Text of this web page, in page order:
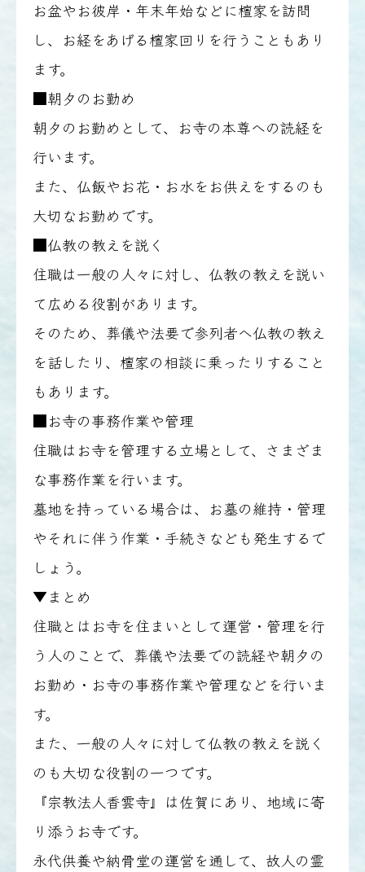
お盆やお彼岸・年末年始などに檀家を訪問
し、お経をあげる檀家回りを行うこともあり
ます。
■朝夕のお勤め
朝夕のお勤めとして、お寺の本尊への読経を
行います。
また、仏飯やお花・お水をお供えをするのも
大切なお勤めです。
■仏教の教えを説く
住職は一般の人々に対し、仏教の教えを説い
て広める役割があります。
そのため、葬儀や法要で参列者へ仏教の教え
を話したり、檀家の相談に乗ったりすること
もあります。
■お寺の事務作業や管理
住職はお寺を管理する立場として、さまざま
な事務作業を行います。
墓地を持っている場合は、お墓の維持・管理
やそれに伴う作業・手続きなども発生するで
しょう。
▼まとめ
住職とはお寺を住まいとして運営・管理を行
う人のことで、葬儀や法要での読経や朝夕の
お勤め・お寺の事務作業や管理などを行いま
す。
また、一般の人々に対して仏教の教えを説く
のも大切な役割の一つです。
『宗教法人香雲寺』は佐賀にあり、地域に寄
り添うお寺です。
永代供養や納骨堂の運営を通して、故人の霊